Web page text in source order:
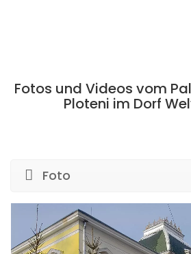
Fotos und Videos vom
Ploteni im Dorf
Foto